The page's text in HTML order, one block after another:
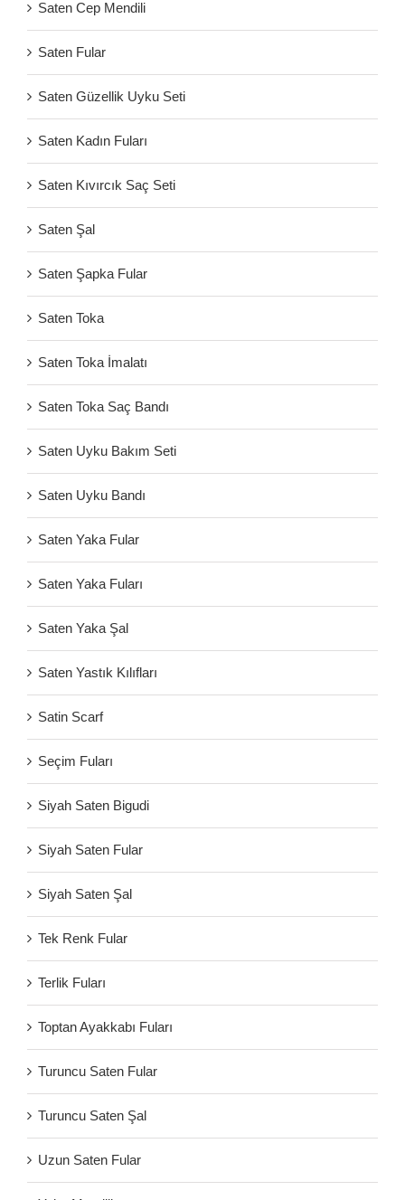
Saten Cep Mendili
Saten Fular
Saten Güzellik Uyku Seti
Saten Kadın Fuları
Saten Kıvırcık Saç Seti
Saten Şal
Saten Şapka Fular
Saten Toka
Saten Toka İmalatı
Saten Toka Saç Bandı
Saten Uyku Bakım Seti
Saten Uyku Bandı
Saten Yaka Fular
Saten Yaka Fuları
Saten Yaka Şal
Saten Yastık Kılıfları
Satin Scarf
Seçim Fuları
Siyah Saten Bigudi
Siyah Saten Fular
Siyah Saten Şal
Tek Renk Fular
Terlik Fuları
Toptan Ayakkabı Fuları
Turuncu Saten Fular
Turuncu Saten Şal
Uzun Saten Fular